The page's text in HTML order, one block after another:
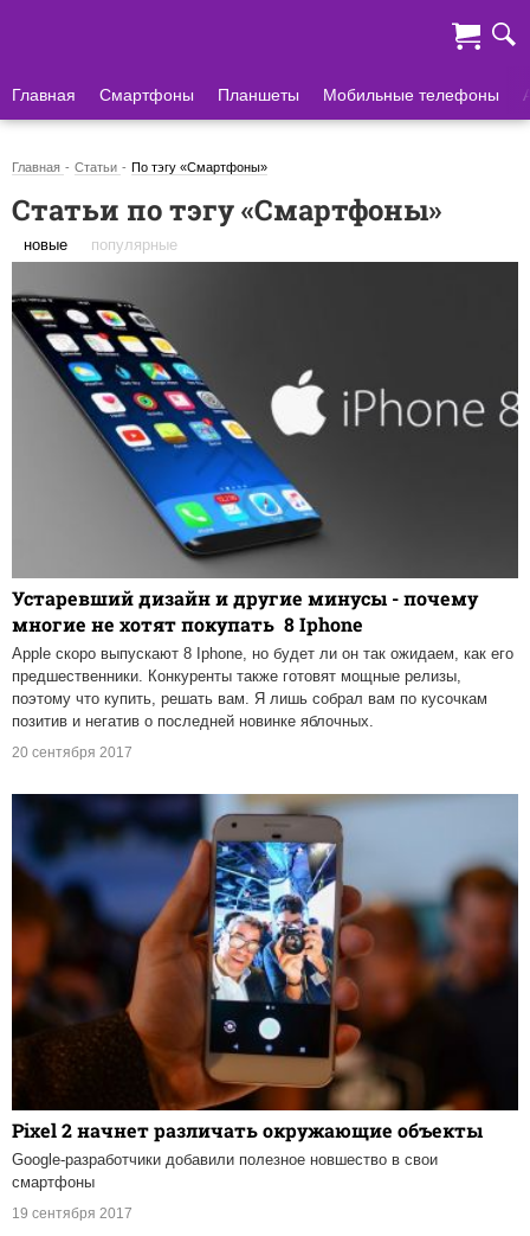
Главная Смартфоны Планшеты Мобильные телефоны
Главная Статьи По тэгу «Смартфоны»
Статьи по тэгу «Смартфоны»
новые популярные
Устаревший дизайн и другие минусы - почему
многие не хотят покупать 8 Iphone
Apple скоро выпускают 8 Iphone, но будет ли он так ожидаем, как его
предшественники. Конкуренты также готовят мощные релизы,
поэтому что купить, решать вам. Я лишь собрал вам по кусочкам
позитив и негатив о последней новинке яблочных.
20 сентября 2017
Pixel 2 начнет различать окружающие объекты
Google-разработчики добавили полезное новшество в свои
смартфоны
19 сентября 2017